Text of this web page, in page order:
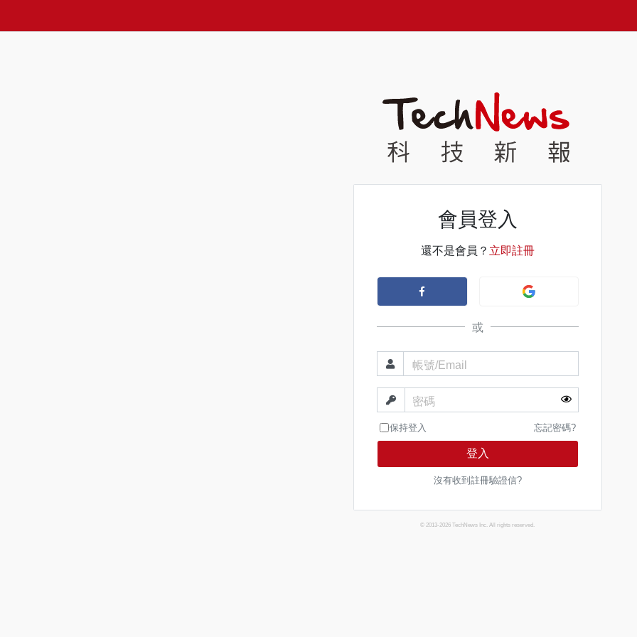
會員登入
還不是會員？ 立即註冊
或
帳號/Email
密碼
保持登入 忘記密碼?
登入
沒有收到註冊驗證信?
© 2013-2026 TechNews Inc. All rights reserved.